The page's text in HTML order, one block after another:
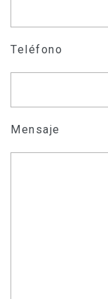
Teléfono
Mensaje